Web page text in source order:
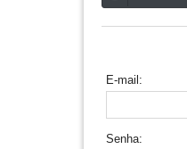
E-mail
Senha